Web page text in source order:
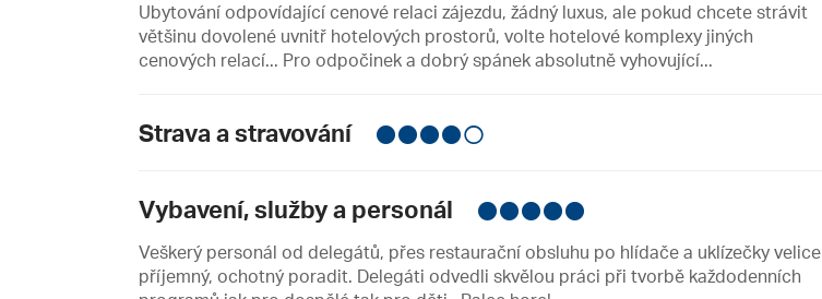
Ubytování odpovídající cenové relaci zájezdu, žádný luxus, ale pokud chcete strávit
většinu dovolené uvnitř hotelových prostorů, volte hotelové komplexy jiných
cenových relací... Pro odpočinek a dobrý spánek absolutně vyhovující...
Strava a stravování
Vybavení, služby a personál
Veškerý personál od delegátů, přes restaurační obsluhu po hlídače a uklízečky velice
příjemný, ochotný poradit. Delegáti odvedli skvělou práci při tvorbě každodenních